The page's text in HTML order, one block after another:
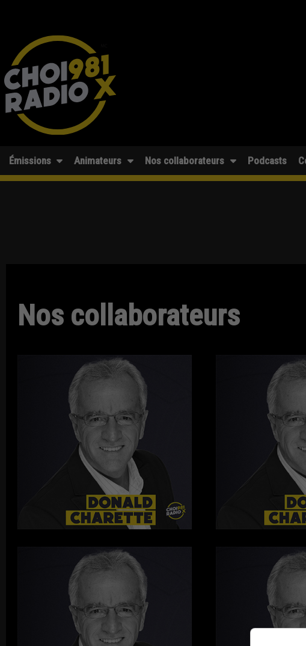
Émissions Animateurs Nos collaborateurs Podcasts
Nos collaborateurs